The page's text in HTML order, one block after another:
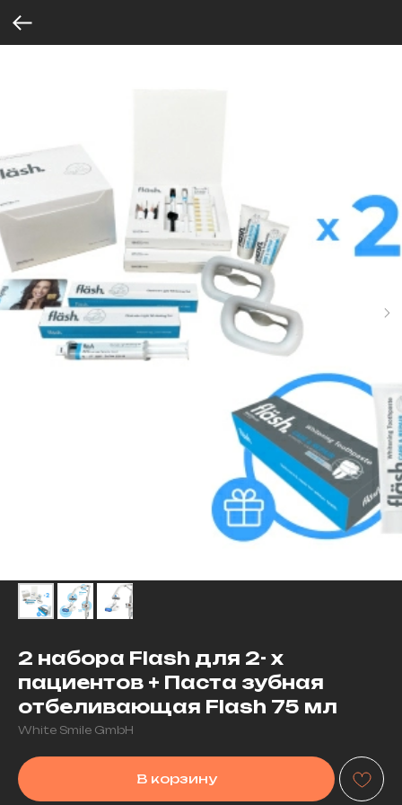
2 набора Flash для 2- х
пациентов + Паста зубная
отбеливающая Flash 75 мл
White Smile GmbH
В корзину